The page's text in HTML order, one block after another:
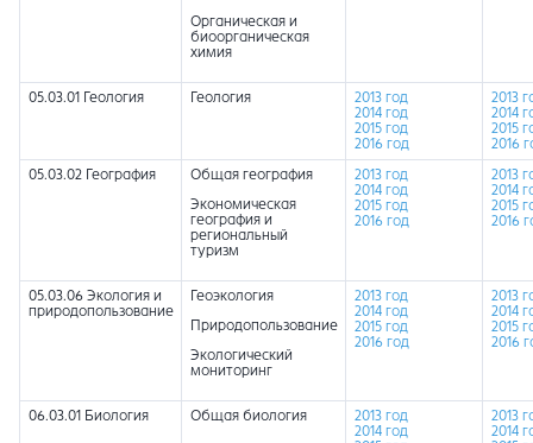
Органическая и
биоорганическая
химия
05.03.01 Геология Геология
2013 год
2014 год
2015 год
2016 год
2013
2014
2015
2016
05.03.02 География Общая география
Экономическая
география и
региональный
туризм
2013 год
2014 год
2015 год
2016 год
2013
2014
2015
2016
05.03.06 Экология и
природопользование
Геоэкология
Природопользование
Экологический
мониторинг
2013 год
2014 год
2015 год
2016 год
2013
2014
2015
2016
06.03.01 Биология Общая биология
2013 год
2014 год
2013
2014